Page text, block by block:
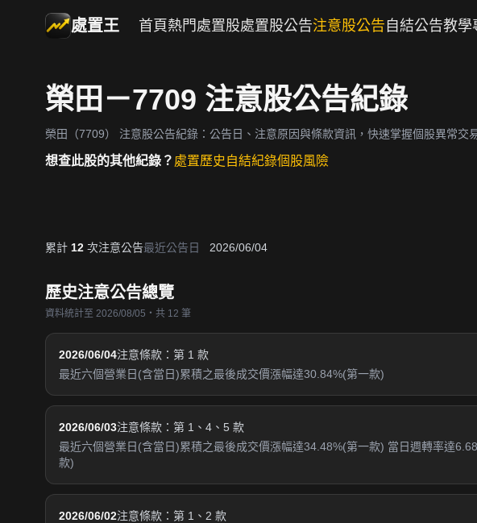
處置王 首頁 熱門處置股處置股公告注意股公告 自結公告教學
榮田－7709 注意股公告紀錄
榮田（7709） 注意股公告紀錄：公告日、注意原因與條款資訊，快速掌握個股異常交
想查此股的其他紀錄？ 處置歷史自結紀錄個股風險
累計 12 次注意公告最近公告日 2026/06/04
歷史注意公告總覽
資料統計至 2026/08/05・共 12 筆
2026/06/04注意條款：第 1 款
最近六個營業日(含當日)累積之最後成交價漲幅達30.84%(第一款)
2026/06/03注意條款：第 1、4、5 款
最近六個營業日(含當日)累積之最後成交價漲幅達34.48%(第一款) 當日週轉率達
款)
2026/06/02注意條款：第 1、2 款